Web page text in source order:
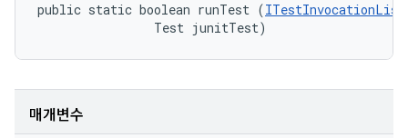
public static boolean runTest (
                Test junitTest)
매개변수